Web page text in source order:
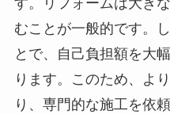
す。リフォームは大き
むことが一般的です。
とで、自己負担額を大
ります。このため、よ
り、専門的な施工を依